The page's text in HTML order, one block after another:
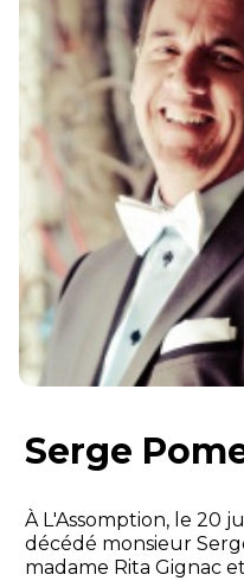
Serge
À L'Assomption, le 20
décédé monsieur
madame Rita Gignac